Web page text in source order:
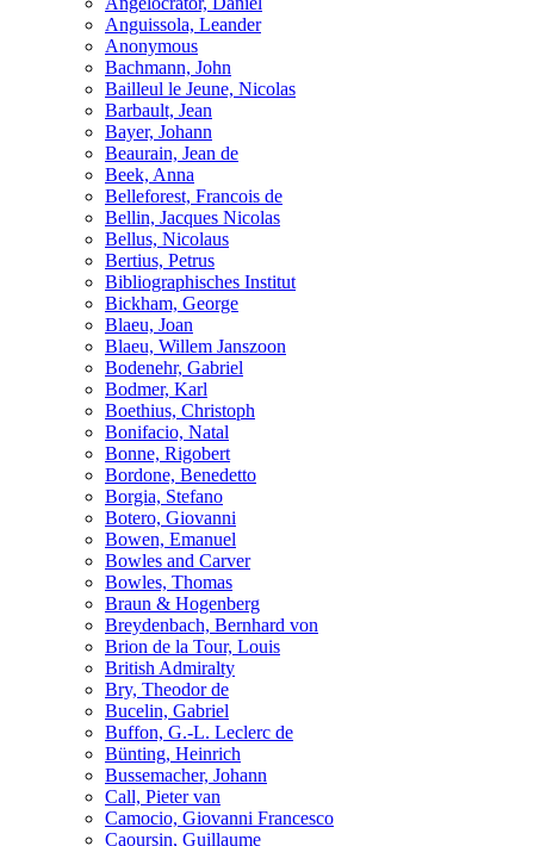
Anguissola, Leander
Anonymous
Bachmann, John
Bailleul le Jeune, Nicolas
Barbault, Jean
Bayer, Johann
Beaurain, Jean de
Beek, Anna
Belleforest, Francois de
Bellin, Jacques Nicolas
Bellus, Nicolaus
Bertius, Petrus
Bibliographisches Institut
Bickham, George
Blaeu, Joan
Blaeu, Willem Janszoon
Bodenehr, Gabriel
Bodmer, Karl
Boethius, Christoph
Bonifacio, Natal
Bonne, Rigobert
Bordone, Benedetto
Borgia, Stefano
Botero, Giovanni
Bowen, Emanuel
Bowles and Carver
Bowles, Thomas
Braun & Hogenberg
Breydenbach, Bernhard von
Brion de la Tour, Louis
British Admiralty
Bry, Theodor de
Bucelin, Gabriel
Buffon, G.-L. Leclerc de
Bünting, Heinrich
Bussemacher, Johann
Call, Pieter van
Camocio, Giovanni Francesco
Caoursin, Guillaume